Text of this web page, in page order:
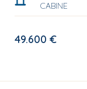
CABINE
49.600 €